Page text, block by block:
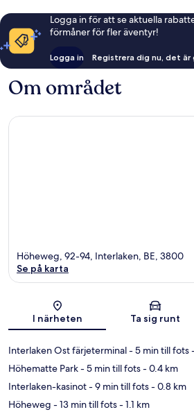
Logga in för att se aktuella
förmåner för fler äventyr!
Logga in Registrera dig nu, det är
Om området
Karta
Höheweg, 92-94, Interlaken, BE, 3800
Se på karta
I närheten Ta sig runt
Interlaken Ost färjeterminal- 5 min till fots
Höhematte Park- 5 min till fots- 0.4 km
Interlaken-kasinot- 9 min till fots- 0.8 km
Höheweg - 13 min till fots- 1.1 km